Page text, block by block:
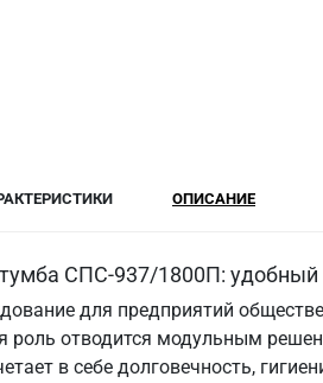
ОПИСАНИЕ
СПС-937/1800П: удобный
для предприятий
роль отводится модульным
в себе долговечность,